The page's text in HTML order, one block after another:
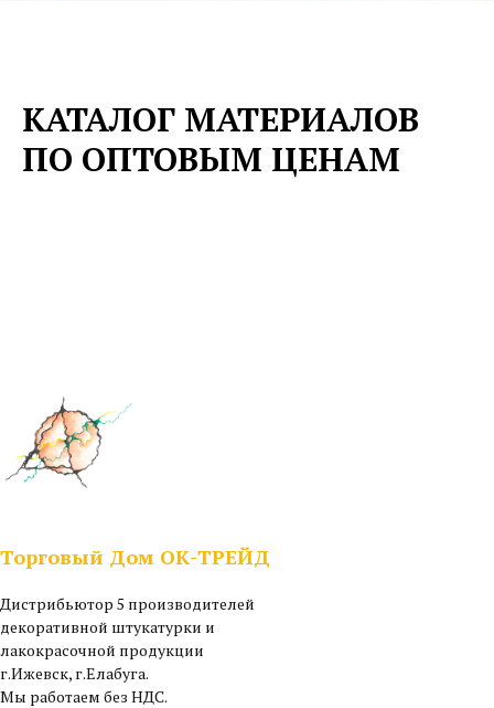
КАТАЛОГ МАТЕРИАЛОВ
ПО ОПТОВЫМ ЦЕНАМ
Торговый Дом ОК-ТРЕЙД
Дистрибьютор 5 производителей
декоративной штукатурки и
лакокрасочной продукции
г.Ижевск, г.Елабуга.
Мы работаем без НДС.